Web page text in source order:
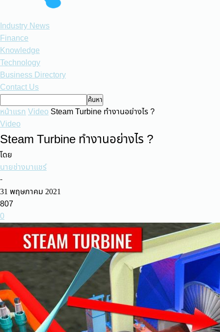
Industry News
Finance
Knowledge
Technology
Business Directory
Contact Us
หน้าแรกVideo Steam Turbine ทำงานอย่างไร ?
Video
Steam Turbine ทำงานอย่างไร ?
โดย
นายช่างมาแชร์
-
31 พฤษภาคม 2021
807
0